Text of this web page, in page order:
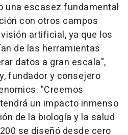
una escasez fundamental
con otros campos
artificial, ya que los
de las herramientas
datos a gran escala",
fundador y consejero
"Creemos
un impacto inmenso
de la biología y la salud
se diseñó desde cero